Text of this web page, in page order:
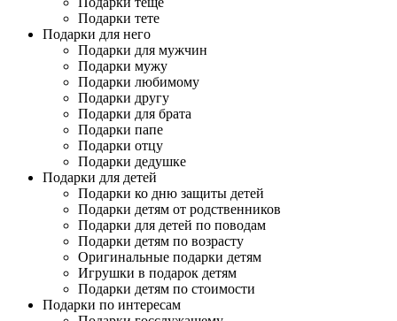
Подарки тете
Подарки для него
Подарки для мужчин
Подарки мужу
Подарки любимому
Подарки другу
Подарки для брата
Подарки папе
Подарки отцу
Подарки дедушке
Подарки для детей
Подарки ко дню защиты детей
Подарки детям от родственников
Подарки для детей по поводам
Подарки детям по возрасту
Оригинальные подарки детям
Игрушки в подарок детям
Подарки детям по стоимости
Подарки по интересам